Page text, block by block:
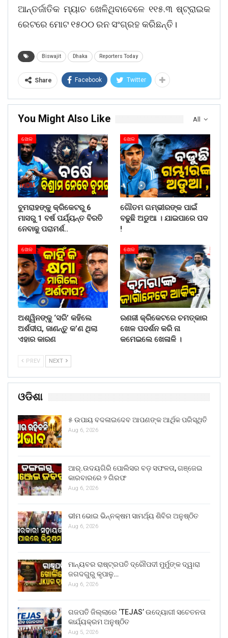
ଆନ୍ତର୍ଜାତିକ ମ୍ୟାଚ ଖେଳିଥିବାବେଳେ ୧୧୫.୩ ଷ୍ଟ୍ରାଇକ
ରେଟରେ ମୋଟ ୧୫୦୦ ରନ ସଂଗ୍ରହ କରିଛନ୍ତି।
Biswajit Dhaka Reporters Today
Share Facebook Twitter
All
You Might Also Like
ଖେଳ
ବୁମରାହଙ୍କୁ କ୍ରିକେଟରୁ 6
ମାସରୁ 1 ବର୍ଷ ପର୍ଯ୍ୟନ୍ତ ବିରତି
ନେବାକୁ ପରାମର୍ଶ..
ଖେଳ
ଗୌତମ ଗମ୍ଭୀରଙ୍କ ପାଇଁ
ବଢୁଛି ଅଡୁଆ । ଯାଇପାରେ ପଦ
!
ଖେଳ
ଅଶ୍ୱିନଙ୍କୁ ‘ସରି’ କହିଲେ
ଅର୍ଶଦୀପ, ଜାଣନ୍ତୁ କ’ଣ ଥିଲା
ଏହାର କାରଣ
ଖେଳ
ରଣଜୀ କ୍ରିକେଟରେ ଚମତ୍କାର
ଖେଳ ପଦର୍ଶନ କରି ନା
କମେଇଲେ ଖେଳାଳି ।
PREV NEXT
ଓଡିଶା
୫ ଉପାୟ ବଦଳାଇଦେବ ଆପଣଙ୍କ ଆର୍ଥିକ ପରିସ୍ଥିତି
Aug 6, 2026
ଆର୍.ଉଦୟଗିରି ପୋଲିସର ବଡ଼ ସଫଳତା, ଗଞ୍ଜେଇ
କାରବାରରେ ୨ ଗିରଫ
Aug 6, 2026
ଭୀମ ଭୋଇ ଭିନ୍ନକ୍ଷମ ସାମର୍ଥ୍ୟ ଶିବିର ଅନୁଷ୍ଠିତ
Aug 6, 2026
ମାନ୍ୟବର ରାଷ୍ଟ୍ରପତି ଦ୍ରୌପଦୀ ମୁର୍ମୁଙ୍କ ଦ୍ୱାରା
ଜଗଦଗୁରୁ କୃପାଳୁ…
Aug 6, 2026
ଗଜପତି ଜିଲ୍ଲାରେ ‘TEJAS’ ଉଦ୍ୟୋଗୀ ସଚେତନତା
କାର୍ଯ୍ୟକ୍ରମ ଅନୁଷ୍ଠିତ
Aug 5, 2026